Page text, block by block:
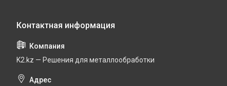
K2.kz — Решения для металлообработки